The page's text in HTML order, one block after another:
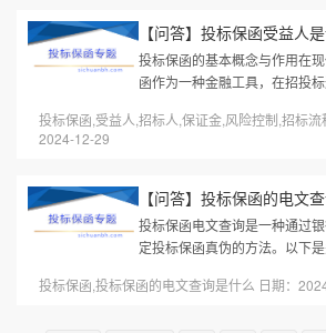
投标保函的基本概念与作用在
函作为一种金融工具，在招投
力，还能在一定程度上为招标
投标保函,受益人,招标人,保证金,风险控制,招标流
2024-12-29
【问答】投标保函的电文
投标保函电文查询是一种通过
定投标保函真伪的方法。以下
标过程中，任何企业都可以通...
投标保函,投标保函的电文查询是什么 日期：